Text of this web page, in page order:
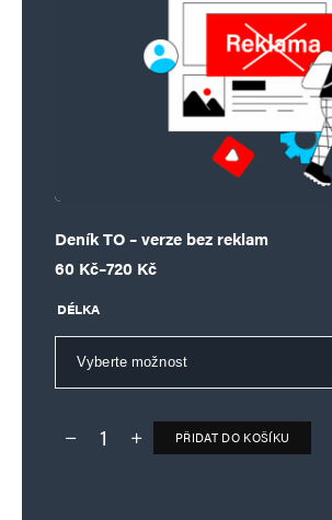
Deník TO – verze bez reklam
60 Kč–720 Kč
Rozpětí cen: 60 Kč až 720 Kč
DÉLKA
Deník TO – verze bez reklam množství
PŘIDAT DO KOŠÍKU